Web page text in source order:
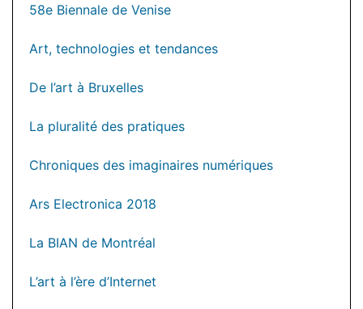
58e Biennale de Venise
Art, technologies et tendances
De l’art à Bruxelles
La pluralité des pratiques
Chroniques des imaginaires numériques
Ars Electronica 2018
La BIAN de Montréal
L’art à l’ère d’Internet